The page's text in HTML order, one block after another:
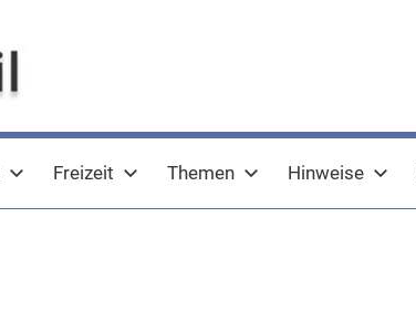
Freizeit Themen Hinweise